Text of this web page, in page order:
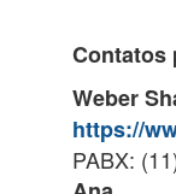
Contatos
Weber
https://
PABX: